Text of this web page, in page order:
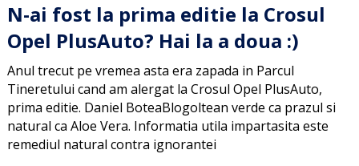
N-ai fost la prima editie la Crosul
Opel PlusAuto? Hai la a doua :)
Anul trecut pe vremea asta era zapada in Parcul
Tineretului cand am alergat la Crosul Opel PlusAuto,
prima editie. Daniel BoteaBlogoltean verde ca prazul si
natural ca Aloe Vera. Informatia utila impartasita este
remediul natural contra ignorantei